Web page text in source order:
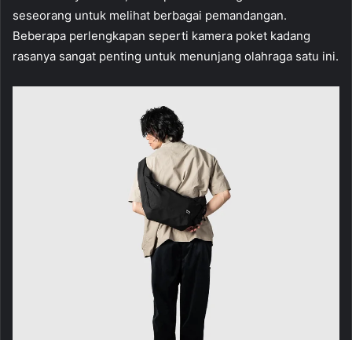
seseorang untuk melihat berbagai pemandangan.
Beberapa perlengkapan seperti kamera poket kadang
rasanya sangat penting untuk menunjang olahraga satu ini.